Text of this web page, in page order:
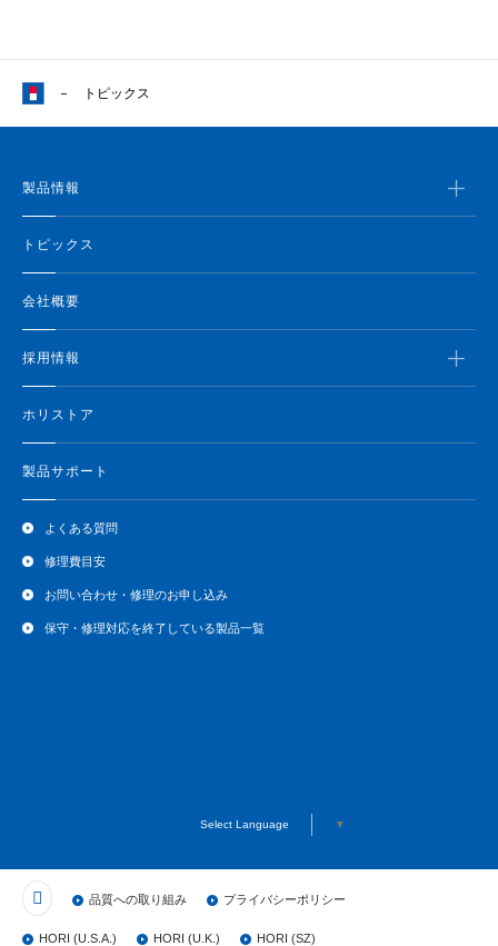
トピックス
製品情報
トピックス
会社概要
採用情報
ホリストア
製品サポート
よくある質問
修理費目安
お問い合わせ・修理のお申し込み
保守・修理対応を終了している製品一覧
Select Language ▼
品質への取り組み プライバシーポリシー
HORI (U.S.A.) HORI (U.K.) HORI (SZ)